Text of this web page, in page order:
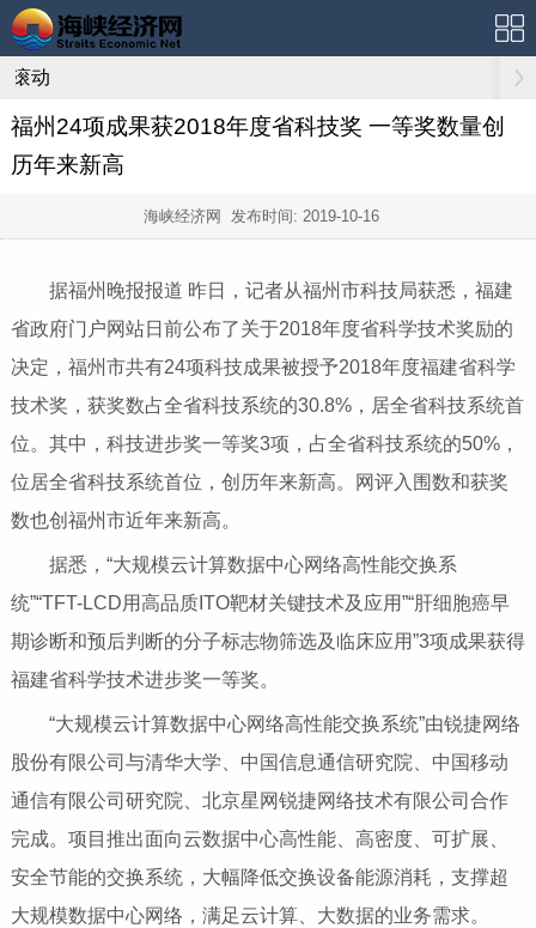
滚动
福州24项成果获2018年度省科技奖 一等奖数量创
历年来新高
海峡经济网 发布时间: 2019-10-16
据福州晚报报道 昨日，记者从福州市科技局获悉，福建
省政府门户网站日前公布了关于2018年度省科学技术奖励的
决定，福州市共有24项科技成果被授予2018年度福建省科学
技术奖，获奖数占全省科技系统的30.8%，居全省科技系统首
位。其中，科技进步奖一等奖3项，占全省科技系统的50%，
位居全省科技系统首位，创历年来新高。网评入围数和获奖
数也创福州市近年来新高。
据悉，“大规模云计算数据中心网络高性能交换系
统”“TFT-LCD用高品质ITO靶材关键技术及应用”“肝细胞癌早
期诊断和预后判断的分子标志物筛选及临床应用”3项成果获得
福建省科学技术进步奖一等奖。
“大规模云计算数据中心网络高性能交换系统”由锐捷网络
股份有限公司与清华大学、中国信息通信研究院、中国移动
通信有限公司研究院、北京星网锐捷网络技术有限公司合作
完成。项目推出面向云数据中心高性能、高密度、可扩展、
安全节能的交换系统，大幅降低交换设备能源消耗，支撑超
大规模数据中心网络，满足云计算、大数据的业务需求。